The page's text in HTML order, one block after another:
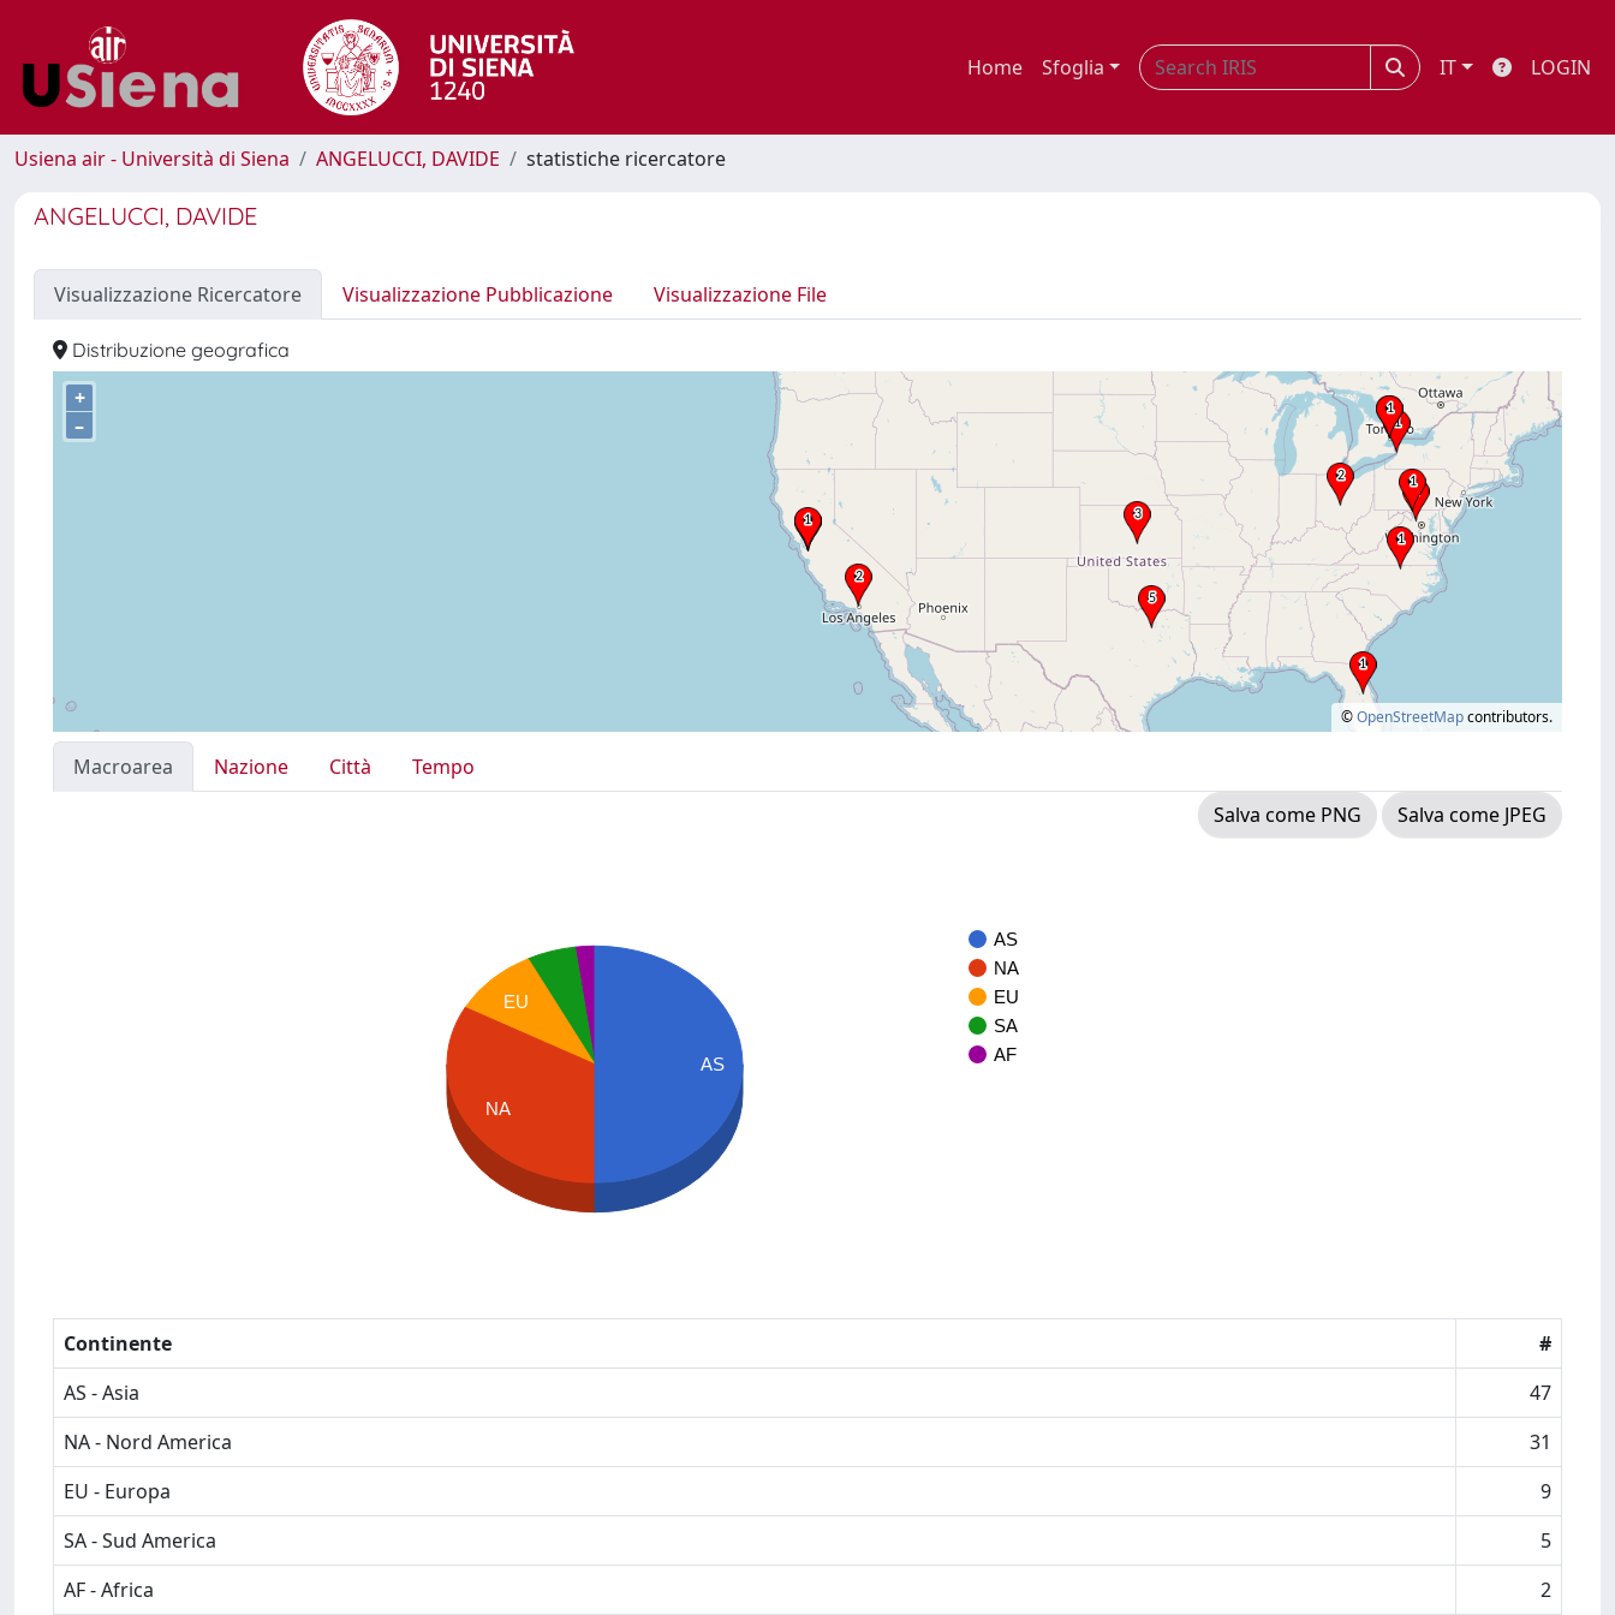
Home Sfoglia IT LOGIN
Usiena air - Università di Siena ANGELUCCI, DAVIDE statistiche ricercatore
ANGELUCCI, DAVIDE
Visualizzazione Ricercatore Visualizzazione Pubblicazione Visualizzazione File
Distribuzione geografica
+
–
©OpenStreetMapcontributors.
Macroarea Nazione Città
Tempo
Salva come PNG
Salva come JPEG
AS
NA
EU
SA
AF
EU
NA
AS
Continente
#
AS - Asia
47
NA - Nord America
31
EU - Europa
9
SA - Sud America
5
AF - Africa
2